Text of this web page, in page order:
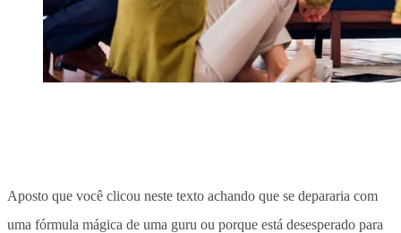
Aposto que você clicou neste texto achando que se depararia com
uma fórmula mágica de uma guru ou porque está desesperado para